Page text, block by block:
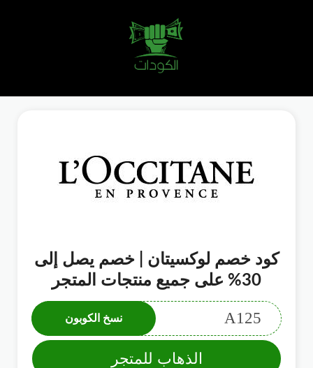
كود خصم لوكسيتان | خصم يصل إلى
30% على جميع منتجات المتجر
A125 نسخ الكوبون
الذهاب للمتجر